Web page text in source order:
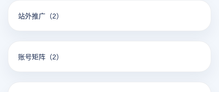
站外推广 （2）
账号矩阵 （2）